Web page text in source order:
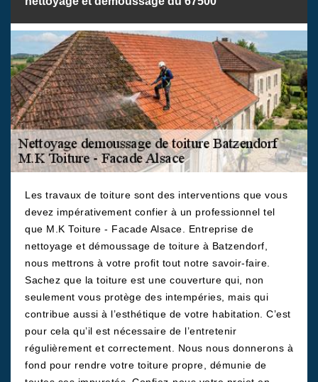
Les travaux de toiture sont des interventions que vous
devez impérativement confier à un professionnel tel
que M.K Toiture - Facade Alsace. Entreprise de
nettoyage et démoussage de toiture à Batzendorf,
nous mettrons à votre profit tout notre savoir-faire.
Sachez que la toiture est une couverture qui, non
seulement vous protège des intempéries, mais qui
contribue aussi à l’esthétique de votre habitation. C’est
pour cela qu’il est nécessaire de l’entretenir
régulièrement et correctement. Nous nous donnerons à
fond pour rendre votre toiture propre, démunie de